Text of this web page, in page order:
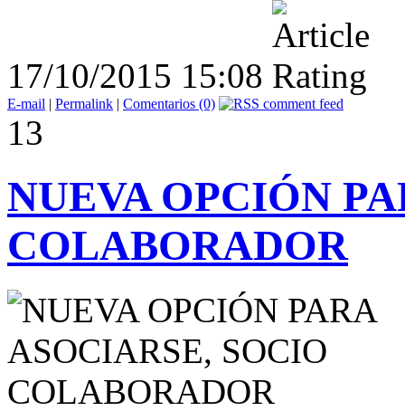
17/10/2015 15:08
E-mail | Permalink | Comentarios (0)
13
NUEVA OPCIÓN
COLABORADOR